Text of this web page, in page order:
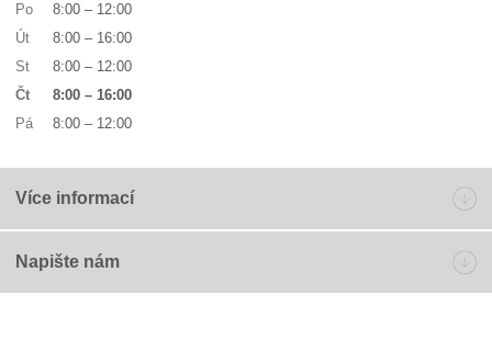
Po 8:00 – 12:00
Út
8:00 – 16:00
St
8:00 – 12:00
Čt
8:00 – 16:00
Pá
8:00 – 12:00
Více informací
Napište nám